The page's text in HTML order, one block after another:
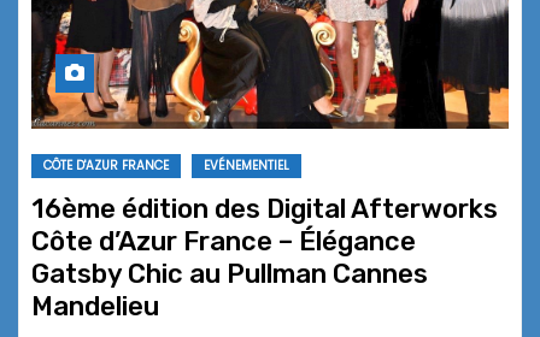
CÔTE D'AZUR FRANCE EVÉNEMENTIEL
16ème édition des Digital Afterworks
Côte d’Azur France – Élégance
Gatsby Chic au Pullman Cannes
Mandelieu